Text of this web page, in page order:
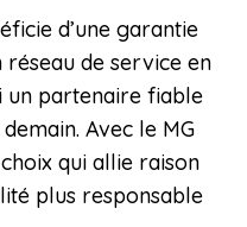
d’une garantie
réseau de service en
un partenaire fiable
Avec le MG
qui allie raison
plus responsable